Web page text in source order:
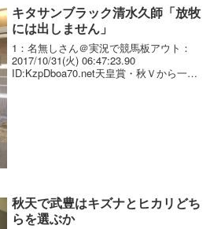
キタサンブラック清水久師「放牧
には出しません」
1：名無しさん＠実況で競馬板アウト：
2017/10/31(火) 06:47:23.90
ID:KzpDboa70.net天皇賞・秋Ｖから一
秋天で武豊はキズナとヒカリどち
らを選ぶか